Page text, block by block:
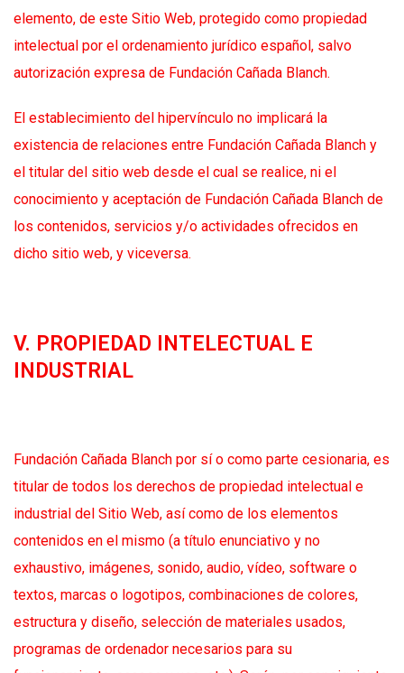
elemento, de este Sitio Web, protegido como propiedad
intelectual por el ordenamiento jurídico español, salvo
autorización expresa de Fundación Cañada Blanch.
El establecimiento del hipervínculo no implicará la
existencia de relaciones entre Fundación Cañada Blanch y
el titular del sitio web desde el cual se realice, ni el
conocimiento y aceptación de Fundación Cañada Blanch de
los contenidos, servicios y/o actividades ofrecidos en
dicho sitio web, y viceversa.
V. PROPIEDAD INTELECTUAL E
INDUSTRIAL
Fundación Cañada Blanch por sí o como parte cesionaria, es
titular de todos los derechos de propiedad intelectual e
industrial del Sitio Web, así como de los elementos
contenidos en el mismo (a título enunciativo y no
exhaustivo, imágenes, sonido, audio, vídeo, software o
textos, marcas o logotipos, combinaciones de colores,
estructura y diseño, selección de materiales usados,
programas de ordenador necesarios para su